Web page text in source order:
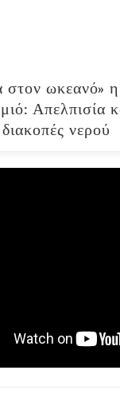
στον ωκεανό»
Απελπισία
νερού